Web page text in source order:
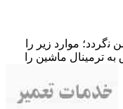
موارد زیر را
ﺑﺮق ﺑﻪ ﺗﺮﻣﯿﻨﺎل ﻣﺎﺷﯿﻦ را